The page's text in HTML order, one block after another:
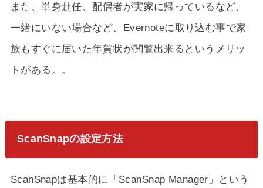
また、単身赴任、配偶者が実家に帰っているなど、
一緒にいない場合など、Evernoteに取り込む事で家
族もすぐに届いた年賀状が閲覧出来るというメリッ
トがある。。
ScanSnapの設定方法
ScanSnapは基本的に「ScanSnap Manager」という